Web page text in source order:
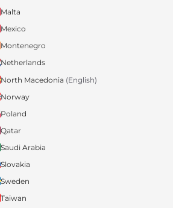
Malta
Mexico
Montenegro
Netherlands
North Macedonia (English)
Norway
Poland
Qatar
Saudi Arabia
Slovakia
Sweden
Taiwan